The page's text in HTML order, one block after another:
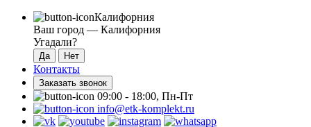
Калифорния
Ваш город — Калифорния
Угадали?
Контакты
Заказать звонок
09:00 - 18:00, Пн-Пт
info@etk-komplekt.ru